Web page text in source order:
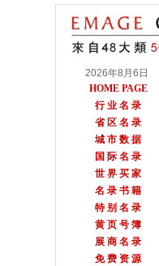
2026年8月6日
HOME PAGE
行 业 名 录
省 区 名 录
城 市 数 据
国 际 名 录
世 界 买 家
名 录 书 籍
特 别 名 录
黄 页 号 簿
展 商 名 录
免 费 资 源